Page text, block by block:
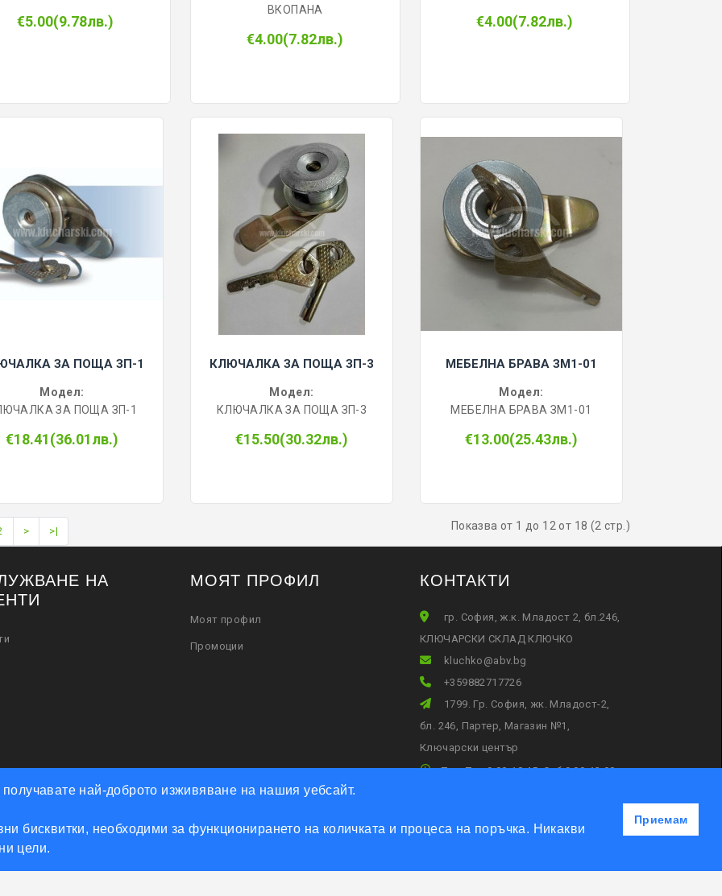
най-доброто изживяване на нашия уебсайт.
бисквитки, необходими за функционирането на количката и процеса на поръчка. Никакви
цели.
Приемам
€5.00(9.78лв.)
ВКОПАНА
€4.00(7.82лв.)
€4.00(7.82лв.)
ЗА ПОЩА ЗП-1
Модел:
ЗА ПОЩА ЗП-1
€18.41(36.01лв.)
КЛЮЧАЛКА ЗА ПОЩА ЗП-3
Модел:
КЛЮЧАЛКА ЗА ПОЩА ЗП-3
€15.50(30.32лв.)
МЕБЕЛНА БРАВА ЗМ1-01
Модел:
МЕБЕЛНА БРАВА ЗМ1-01
€13.00(25.43лв.)
> >| Показва от 1 до 12 от 18 (2 стр.)
НА
МОЯТ ПРОФИЛ
Моят профил
Промоции
КОНТАКТИ
гр. София, ж.к. Младост 2, бл.246,
КЛЮЧАРСКИ СКЛАД КЛЮЧКО
gb.vba@okhculk
+359882717726
1799. Гр. София, жк. Младост-2,
бл. 246, Партер, Магазин №1,
Ключарски център
Пон-Пет 9:00-18:45, Съб:9:00-13:00
Powered by Accento theme